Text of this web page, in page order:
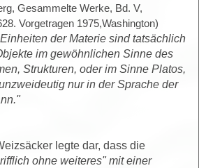
Gesammelte Werke, Bd. V,
Vorgetragen 1975,Washington)
der Materie sind tatsächlich
im gewöhnlichen Sinne des
Strukturen, oder im Sinne Platos,
nur in der Sprache der
legte dar, dass die
ohne weiteres" mit einer